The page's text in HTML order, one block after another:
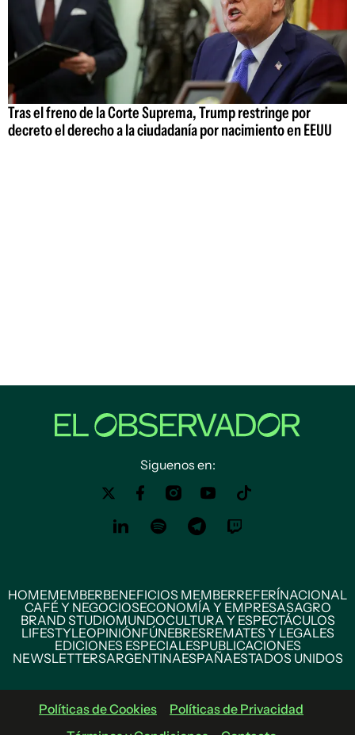
Tras el freno de la Corte Suprema, Trump restringe por
decreto el derecho a la ciudadanía por nacimiento en EEUU
Siguenos en:
HOMEMEMBERBENEFICIOS MEMBERREFERÍNACIONAL
CAFÉ Y NEGOCIOSECONOMÍA Y EMPRESASAGRO
BRAND STUDIOMUNDOCULTURA Y ESPECTÁCULOS
LIFESTYLEOPINIÓNFÚNEBRESREMATES Y LEGALES
EDICIONES ESPECIALESPUBLICACIONES
NEWSLETTERSARGENTINAESPAÑAESTADOS UNIDOS
Políticas de Cookies
Políticas de Privacidad